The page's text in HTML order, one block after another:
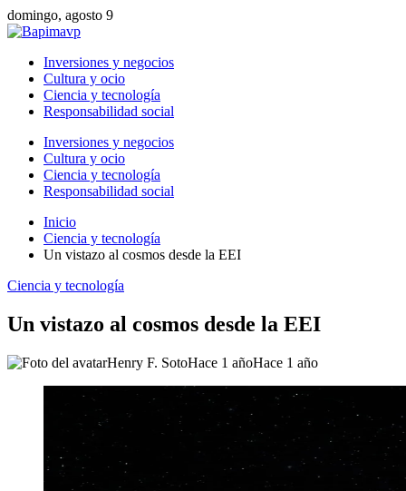
domingo, agosto 9
Inversiones y negocios
Cultura y ocio
Ciencia y tecnología
Responsabilidad social
Inversiones y negocios
Cultura y ocio
Ciencia y tecnología
Responsabilidad social
Inicio
Ciencia y tecnología
Un vistazo al cosmos desde la EEI
Ciencia y tecnología
Un vistazo al cosmos desde la EEI
Henry F. SotoHace 1 añoHace 1 año